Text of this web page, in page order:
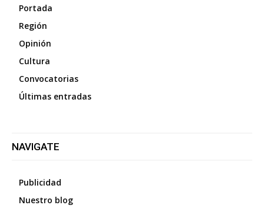
Portada
Región
Opinión
Cultura
Convocatorias
Últimas entradas
NAVIGATE
Publicidad
Nuestro blog